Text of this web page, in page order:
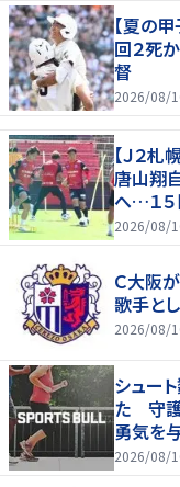
【夏の
回２死
督
2026/08/
【Ｊ２
唐山翔
へ…１５
2026/08/
Ｃ大阪
歌手と
2026/08/
シュー
た 守護
勇気を
2026/08/